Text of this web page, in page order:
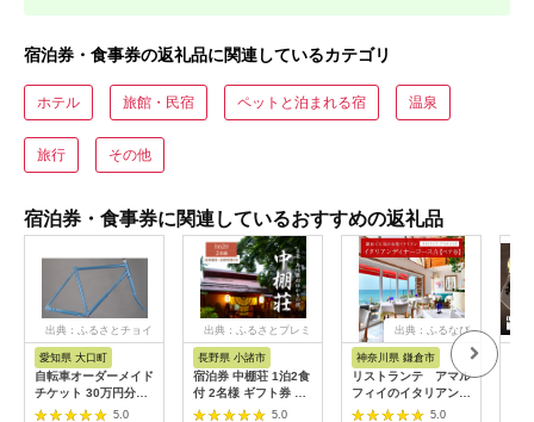
宿泊券・食事券の返礼品に関連しているカテゴリ
ホテル 旅館・民宿 ペットと泊まれる宿 温泉
旅行 その他
宿泊券・食事券に関連しているおすすめの返礼品
出典：ふるさとチョイ
愛知県 大口町
自転車オーダーメイド
チケット 30万円分
【1360365】
5.0
出典：ふるさとプレミ
長野県 小諸市
宿泊券 中棚荘 1泊2食
付 2名様 ギフト券 チ
ケット 券 宿泊 旅行
5.0
出典：ふるなび
神奈川県 鎌倉市
リストランテ アマル
フィイのイタリアンデ
ィナーコースA ペア
5.0